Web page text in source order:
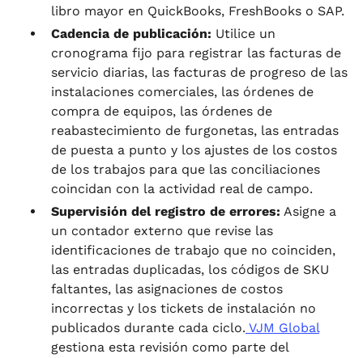
libro mayor en QuickBooks, FreshBooks o SAP.
Cadencia de publicación: Utilice un
cronograma fijo para registrar las facturas de
servicio diarias, las facturas de progreso de las
instalaciones comerciales, las órdenes de
compra de equipos, las órdenes de
reabastecimiento de furgonetas, las entradas
de puesta a punto y los ajustes de los costos
de los trabajos para que las conciliaciones
coincidan con la actividad real de campo.
Supervisión del registro de errores: Asigne a
un contador externo que revise las
identificaciones de trabajo que no coinciden,
las entradas duplicadas, los códigos de SKU
faltantes, las asignaciones de costos
incorrectas y los tickets de instalación no
publicados durante cada ciclo. VJM Global
gestiona esta revisión como parte del